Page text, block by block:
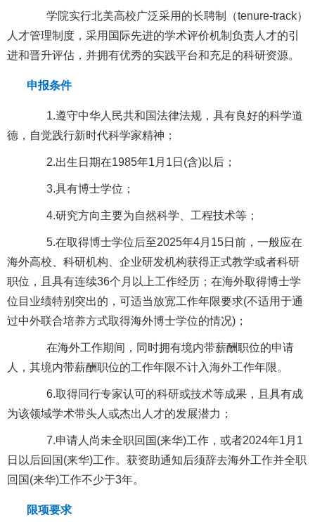
学院实行北美高校广泛采用的长聘制（tenure-track）
人才管理制度，采用国际先进的学术评价机制负责人才的引
进和晋升评估，并拥有优秀的实践平台和充足的科研资源。
申报条件
1.遵守中华人民共和国法律法规，具有良好的科学道
德，自觉践行新时代科学家精神；
2.出生日期在1985年1月1日(含)以后；
3.具有博士学位；
4.研究方向主要为自然科学、工程技术等；
5.在取得博士学位后至2025年4月15日前，一般应在
海外高校、科研机构、企业研发机构获得正式教学或者科研
职位，且具有连续36个月以上工作经历；在海外取得博士学
位目业绩特别突出的，可适当放宽工作年限要求(不适用于通
过中外联合培养方式取得海外博士学位的情况)；
在海外工作期间，同时拥有境内带薪酬职位的申请
人，其境内带薪酬职位的工作年限不计入海外工作年限。
6.取得同行专家认可的科研或技术等成果，且具有成
为该领域学术带头人或杰出人才的发展潜力；
7.申请人尚未全职回国(来华)工作，或者2024年1月1
日以后回国(来华)工作。获资助通知后须辞去海外工作并全职
回国(来华)工作不少于3年。
限项要求